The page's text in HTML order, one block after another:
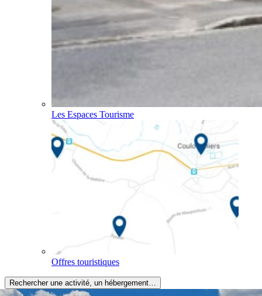
Les Espaces Tourisme
Offres touristiques
Rechercher une activité, un hébergement…